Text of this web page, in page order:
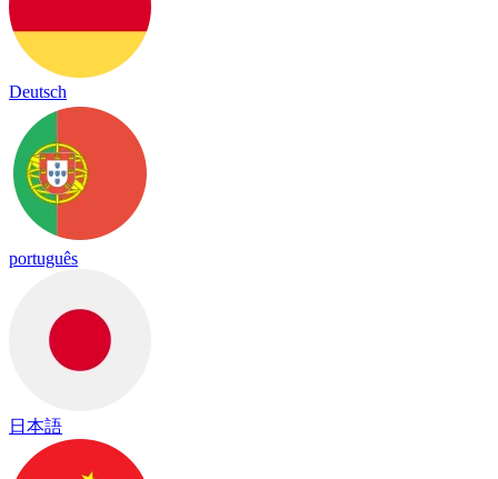
Deutsch
português
日本語